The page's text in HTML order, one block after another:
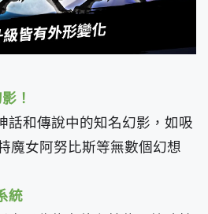
！
話和傳說中的知名幻影，如吸
魔女阿努比斯等無數個幻想
統